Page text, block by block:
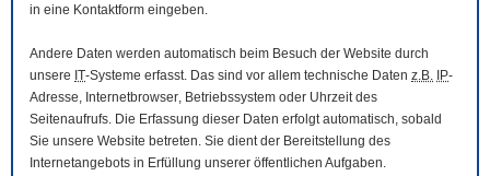
in eine Kontaktform eingeben.
Andere Daten werden automatisch beim Besuch der Website durch
unsere IT-Systeme erfasst. Das sind vor allem technische Daten z.B. IP-
Adresse, Internetbrowser, Betriebssystem oder Uhrzeit des
Seitenaufrufs. Die Erfassung dieser Daten erfolgt automatisch, sobald
Sie unsere Website betreten. Sie dient der Bereitstellung des
Internetangebots in Erfüllung unserer öffentlichen Aufgaben.